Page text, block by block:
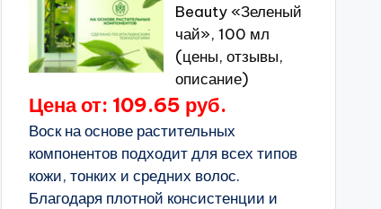
Beauty «Зеленый
чай», 100 мл
(цены, отзывы,
описание)
Цена от: 109.65 руб.
Воск на основе растительных
компонентов подходит для всех типов
кожи, тонких и средних волос.
Благодаря плотной консистенции и